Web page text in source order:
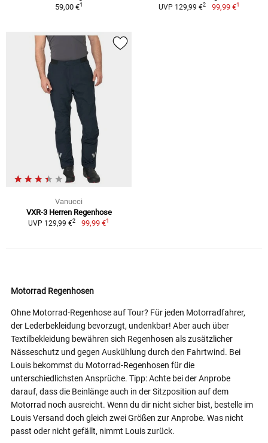
59,00 €1 UVP 129,99 €2 99,99 €1
Vanucci
VXR-3 Herren Regenhose
UVP 129,99 €2 99,99 €1
Motorrad Regenhosen
Ohne Motorrad-Regenhose auf Tour? Für jeden Motorradfahrer,
der Lederbekleidung bevorzugt, undenkbar! Aber auch über
Textilbekleidung bewähren sich Regenhosen als zusätzlicher
Nässeschutz und gegen Auskühlung durch den Fahrtwind. Bei
Louis bekommst du Motorrad-Regenhosen für die
unterschiedlichsten Ansprüche. Tipp: Achte bei der Anprobe
darauf, dass die Beinlänge auch in der Sitzposition auf dem
Motorrad noch ausreicht. Wenn du dir nicht sicher bist, bestelle im
Louis Versand doch gleich zwei Größen zur Anprobe. Was nicht
passt oder nicht gefällt, nimmt Louis zurück.